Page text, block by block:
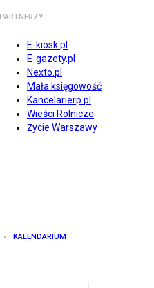
PARTNERZY
E-kiosk.pl
E-gazety.pl
Nexto.pl
Mała księgowość
Kancelarierp.pl
Wieści Rolnicze
Życie Warszawy
KALENDARIUM